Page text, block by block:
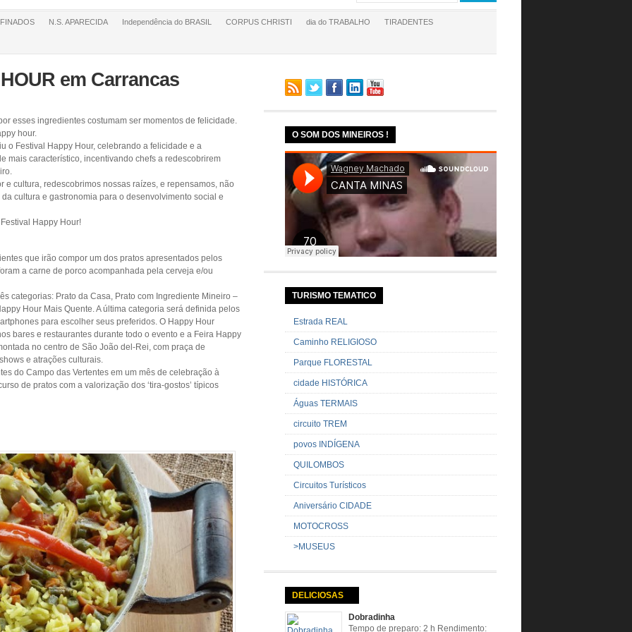
FINADOS N.S. APARECIDA Independência do BRASIL CORPUS CHRISTI dia do TRABALHO TIRADENTES
em Carrancas
esses ingredientes costumam ser momentos de felicidade.
hour.
o Festival Happy Hour, celebrando a felicidade e a
mais característico, incentivando chefs a redescobrirem
cultura, redescobrimos nossas raízes, e repensamos, não
cultura e gastronomia para o desenvolvimento social e
Happy Hour!
que irão compor um dos pratos apresentados pelos
a carne de porco acompanhada pela cerveja e/ou
categorias: Prato da Casa, Prato com Ingrediente Mineiro –
Hour Mais Quente. A última categoria será definida pelos
para escolher seus preferidos. O Happy Hour
bares e restaurantes durante todo o evento e a Feira Happy
no centro de São João del-Rei, com praça de
e atrações culturais.
do Campo das Vertentes em um mês de celebração à
de pratos com a valorização dos ‘tira-gostos’ típicos
O SOM DOS MINEIROS !
TURISMO TEMATICO
Estrada REAL
Caminho RELIGIOSO
Parque FLORESTAL
cidade HISTÓRICA
Águas TERMAIS
circuito TREM
povos INDÍGENA
QUILOMBOS
Circuitos Turísticos
Aniversário CIDADE
MOTOCROSS
>MUSEUS
DELICIOSAS
Dobradinha
Tempo de preparo: 2 h Rendimento: